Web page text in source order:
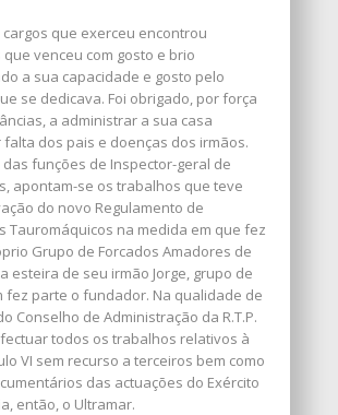
cargos que exerceu encontrou
venceu com gosto e brio
a sua capacidade e gosto pelo
se dedicava. Foi obrigado, por força
a administrar a sua casa
falta dos pais e doenças dos irmãos.
das funções de Inspector-geral de
apontam-se os trabalhos que teve
do novo Regulamento de
Tauromáquicos na medida em que fez
Grupo de Forcados Amadores de
esteira de seu irmão Jorge, grupo de
fez parte o fundador. Na qualidade de
Conselho de Administração da R.T.P.
todos os trabalhos relativos à
VI sem recurso a terceiros bem como
das actuações do Exército
então, o Ultramar.